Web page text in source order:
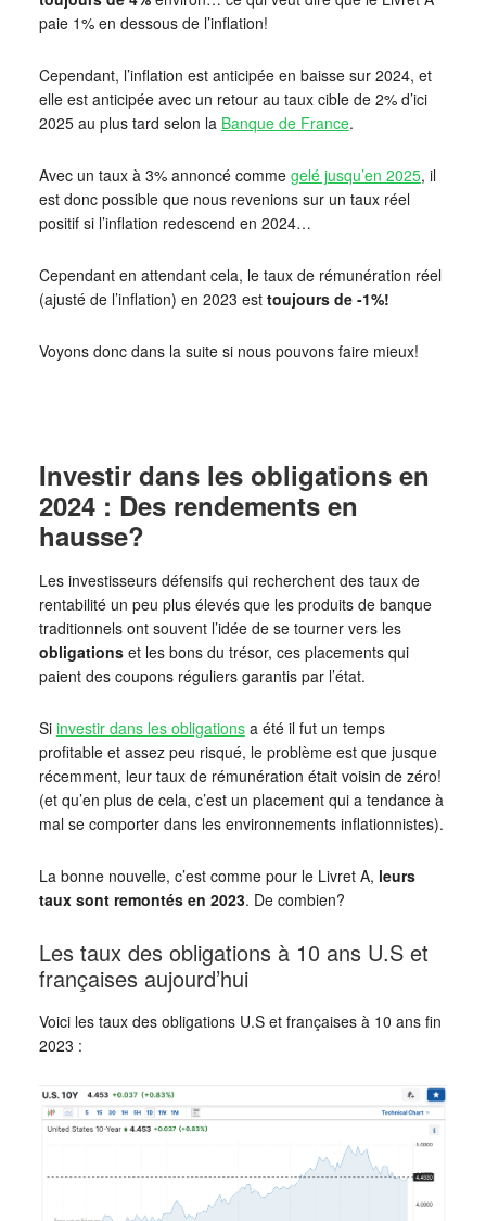
paie 1% en dessous de l’inflation!
Cependant, l’inflation est anticipée en baisse sur 2024, et
elle est anticipée avec un retour au taux cible de 2% d’ici
2025 au plus tard selon la Banque de France.
Avec un taux à 3% annoncé comme gelé jusqu’en 2025, il
est donc possible que nous revenions sur un taux réel
positif si l’inflation redescend en 2024…
Cependant en attendant cela, le taux de rémunération réel
(ajusté de l’inflation) en 2023 est toujours de -1%!
Voyons donc dans la suite si nous pouvons faire mieux!
Investir dans les obligations en
2024 : Des rendements en
hausse?
Les investisseurs défensifs qui recherchent des taux de
rentabilité un peu plus élevés que les produits de banque
traditionnels ont souvent l’idée de se tourner vers les
obligationset les bons du trésor, ces placements qui
paient des coupons réguliers garantis par l’état.
Si investir dans les obligationsa été il fut un temps
profitable et assez peu risqué, le problème est que jusque
récemment, leur taux de rémunération était voisin de zéro!
(et qu’en plus de cela, c’est un placement qui a tendance à
mal se comporter dans les environnements inflationnistes).
La bonne nouvelle, c’est comme pour le Livret A, leurs
taux sont remontés en 2023. De combien?
Les taux des obligations à 10 ans U.S et
françaises aujourd’hui
Voici les taux des obligations U.S et françaises à 10 ans fin
2023 :